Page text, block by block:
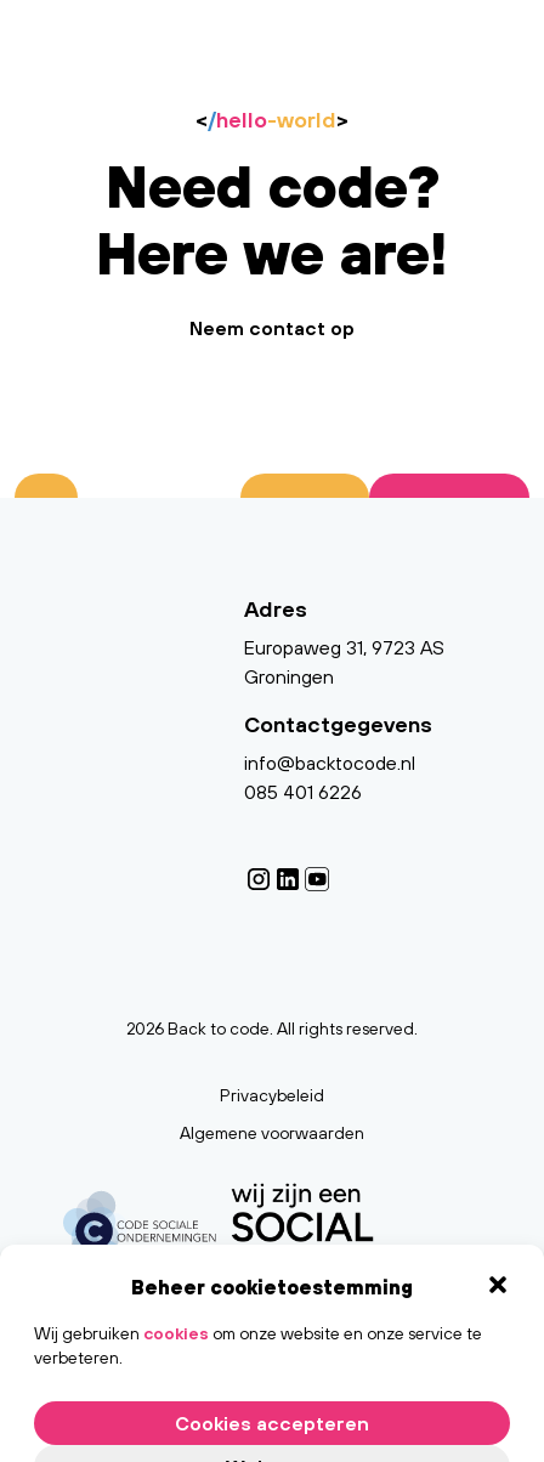
Beheer cookietoestemming
Wij gebruiken cookies om onze website en onze service te
verbeteren.
Cookies accepteren
</hello-world>
Need code?
Here we are!
Neem contact op
Adres
Europaweg 31, 9723 AS
Groningen
Contactgegevens
info@backtocode.nl
085 401 6226
2026 Back to code. All rights reserved.
Privacybeleid
Algemene voorwaarden